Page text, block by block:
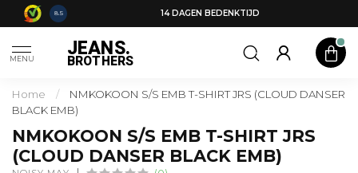
8.5 14 DAGEN BEDENKTIJD
MENU JEANS.
BROTHERS
Home /
NMKOKOON S/S EMB T-SHIRT JRS (CLOUD DANSER
BLACK EMB)
NMKOKOON S/S EMB T-SHIRT JRS
(CLOUD DANSER BLACK EMB)